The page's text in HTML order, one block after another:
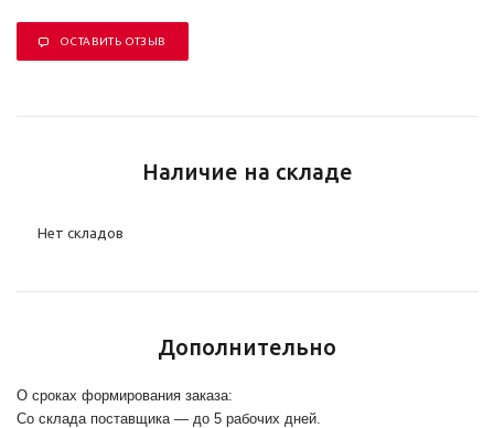
ОСТАВИТЬ ОТЗЫВ
Наличие на складе
Нет складов
Дополнительно
О сроках формирования заказа:
Со склада поставщика — до 5 рабочих дней.